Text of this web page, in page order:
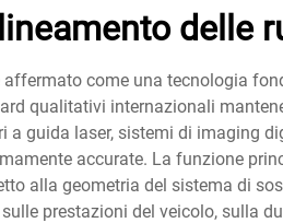
delle
come una tecnologia
qualitativi internazionali
a guida laser, sistemi di imaging
accurate. La funzione
alla geometria del sistema di
prestazioni del veicolo, sulla